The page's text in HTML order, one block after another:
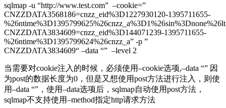
sqlmap -u “http://www.test.com” –cookie=”
CNZZDATA3568186=cnzz_eid%3D1227930120-1395711655-
CNZZDATA3834609=cnzz_eid%3D144071239-1395711655-
%26ntime%3D1395799624%26cnzz_a” -p ”
CNZZDATA3834609“ –data “” –level 2
当需要对cookie注入的时候，必须使用–cookie选项,–data “” 因
为post的数据长度为0，但是又想使用post方法进行注入，则使
用–data “”，使用–data选项后，sqlmap自动使用post方法，
sqlmap不支持使用–method指定http请求方法